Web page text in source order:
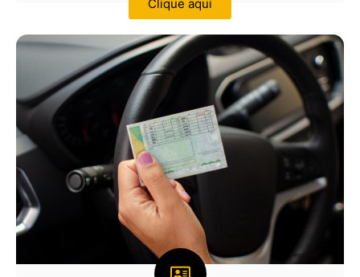
Clique aqui